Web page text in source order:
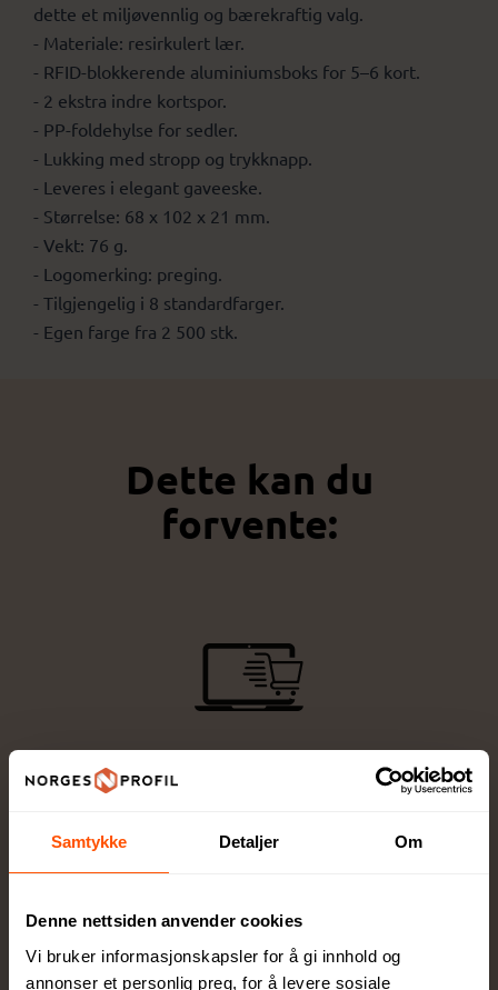
Samtykke Detaljer Om
Denne nettsiden anvender cookies
Vi bruker informasjonskapsler for å gi innhold og
annonser et personlig preg, for å levere sosiale
dette et miljøvennlig og bærekraftig valg.
- Materiale: resirkulert lær.
- RFID-blokkerende aluminiumsboks for 5–6 kort.
- 2 ekstra indre kortspor.
- PP-foldehylse for sedler.
- Lukking med stropp og trykknapp.
- Leveres i elegant gaveeske.
- Størrelse: 68 x 102 x 21 mm.
- Vekt: 76 g.
- Logomerking: preging.
- Tilgjengelig i 8 standardfarger.
- Egen farge fra 2 500 stk.
Dette kan du
forvente:
Enkel bestillingsprosess